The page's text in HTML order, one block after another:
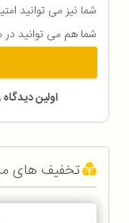
شما نیز می توانید
شما هم می توانید
اولین
تخفیف های